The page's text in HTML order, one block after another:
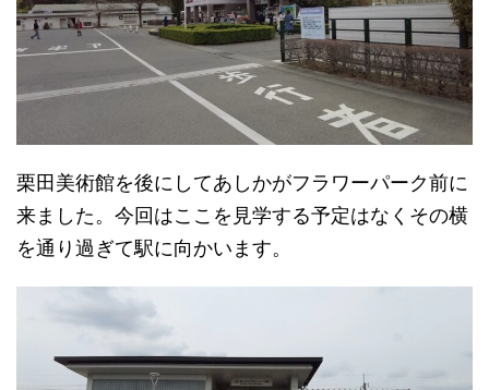
栗田美術館を後にしてあしかがフラワーパーク前に
来ました。今回はここを見学する予定はなくその横
を通り過ぎて駅に向かいます。